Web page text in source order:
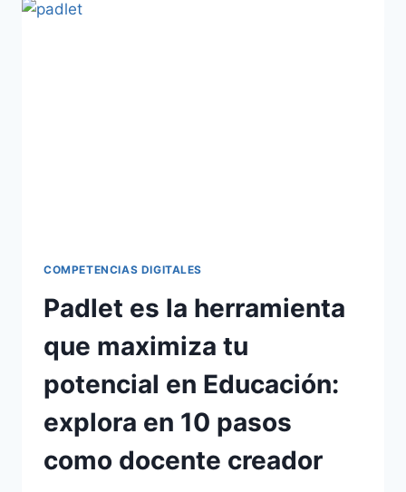
COMPETENCIAS DIGITALES
Padlet es la herramienta
que maximiza tu
potencial en Educación:
explora en 10 pasos
como docente creador